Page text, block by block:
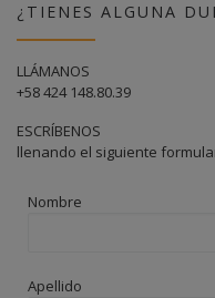
¿TIENES ALGUNA
LLÁMANOS
+58 424 148.80.39
ESCRÍBENOS
llenando el siguiente
Nombre
Apellido